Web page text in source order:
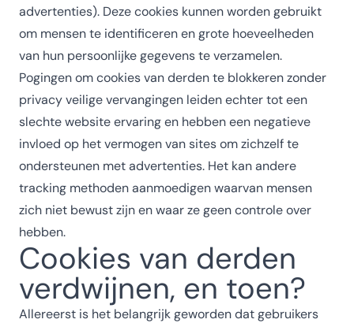
advertenties). Deze cookies kunnen worden gebruikt
om mensen te identificeren en grote hoeveelheden
van hun persoonlijke gegevens te verzamelen.
Pogingen om cookies van derden te blokkeren zonder
privacy veilige vervangingen leiden echter tot een
slechte website ervaring en hebben een negatieve
invloed op het vermogen van sites om zichzelf te
ondersteunen met advertenties. Het kan andere
tracking methoden aanmoedigen waarvan mensen
zich niet bewust zijn en waar ze geen controle over
hebben.
Cookies van derden
verdwijnen, en toen?
Allereerst is het belangrijk geworden dat gebruikers